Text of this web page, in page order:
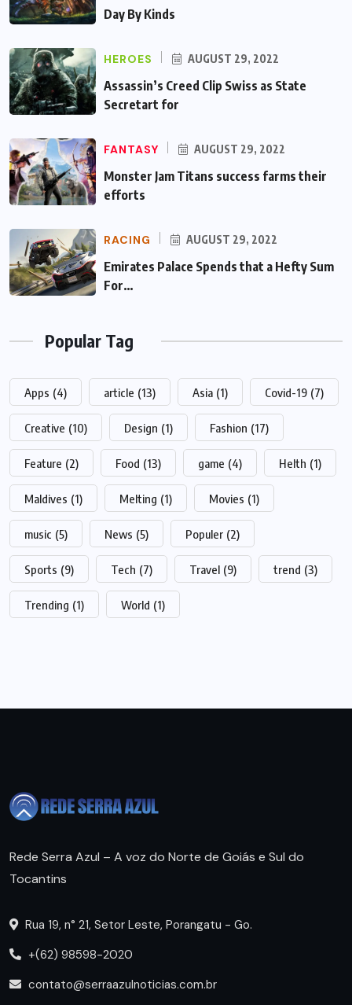
Day By Kinds
HEROES AUGUST 29, 2022
Assassin’s Creed Clip Swiss as State
Secretart for
FANTASY AUGUST 29, 2022
Monster Jam Titans success farms their
efforts
RACING AUGUST 29, 2022
Emirates Palace Spends that a Hefty Sum
For…
Popular Tag
Apps (4) article (13) Asia (1) Covid-19 (7)
Creative (10) Design (1) Fashion (17)
Feature (2) Food (13) game (4) Helth (1)
Maldives (1) Melting (1) Movies (1)
music (5) News (5) Populer (2)
Sports (9) Tech (7) Travel (9) trend (3)
Trending (1) World (1)
Rede Serra Azul – A voz do Norte de Goiás e Sul do
Tocantins
Rua 19, n° 21, Setor Leste, Porangatu - Go.
+(62) 98598-2020
contato@serraazulnoticias.com.br